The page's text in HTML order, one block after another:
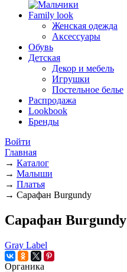
Family look
Женская одежда
Аксессуары
Обувь
Детская
Декор и мебель
Игрушки
Постельное белье
Распродажа
Lookbook
Бренды
Войти
Главная
→ Каталог
→ Малыши
→ Платья
→ Сарафан Burgundy
Сарафан Burgundy
Gray Label
Органика